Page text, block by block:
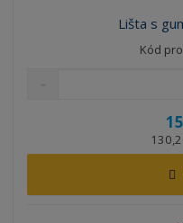
Lišta s
Kód